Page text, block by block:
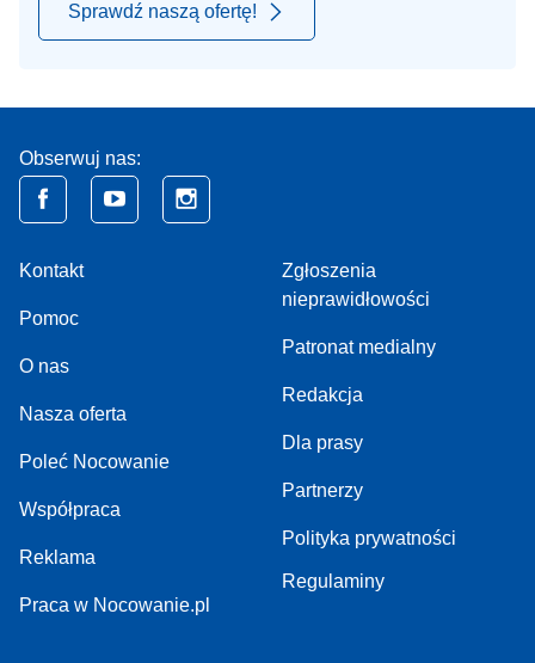
Sprawdź naszą ofertę!
Obserwuj nas:
Kontakt
Pomoc
O nas
Nasza oferta
Poleć Nocowanie
Współpraca
Reklama
Praca w Nocowanie.pl
Zgłoszenia
nieprawidłowości
Patronat medialny
Redakcja
Dla prasy
Partnerzy
Polityka prywatności
Regulaminy